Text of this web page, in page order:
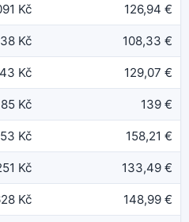
Kč 126,94 €
Kč 108,33 €
Kč 129,07 €
Kč 139 €
Kč 158,21 €
Kč 133,49 €
Kč 148,99 €